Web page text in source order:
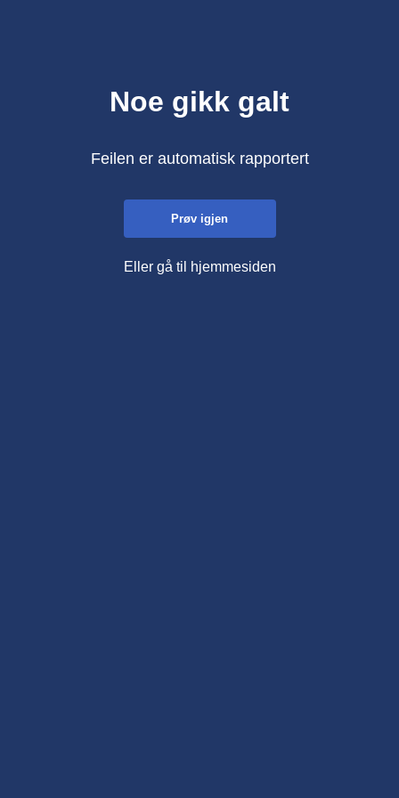
Noe gikk galt
Feilen er automatisk rapportert
Prøv igjen
Eller gå til hjemmesiden